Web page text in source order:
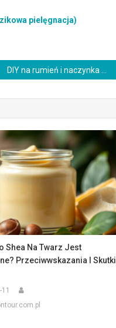
pielęgnacja)
Shea Na Twarz Jest
Przeciwwskazania I Skutki